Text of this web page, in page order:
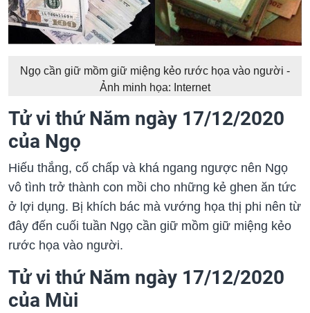
Ngọ cần giữ mồm giữ miệng kẻo rước họa vào người -
Ảnh minh họa: Internet
Tử vi thứ Năm ngày 17/12/2020
của Ngọ
Hiếu thắng, cố chấp và khá ngang ngược nên Ngọ
vô tình trở thành con mồi cho những kẻ ghen ăn tức
ở lợi dụng. Bị khích bác mà vướng họa thị phi nên từ
đây đến cuối tuần Ngọ cần giữ mồm giữ miệng kẻo
rước họa vào người.
Tử vi thứ Năm ngày 17/12/2020
của Mùi